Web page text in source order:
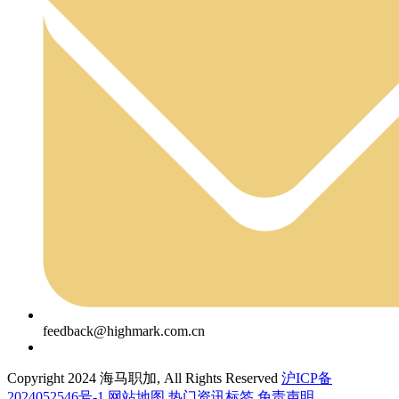
feedback@highmark.com.cn
Copyright 2024 海马职加, All Rights Reserved 沪ICP备